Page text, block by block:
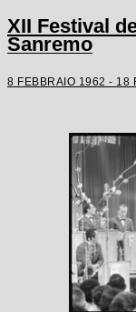
XII Festival
Sanremo
8 FEBBRAIO 1962 - 18